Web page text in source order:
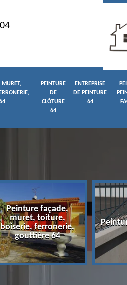
MURET,
PEINTURE
DE
CLÔTURE
64
ENTREPRISE
DE PEINTURE
64
Peinture façade,
muret, toiture,
boiserie, ferronerie,
gouttière 64